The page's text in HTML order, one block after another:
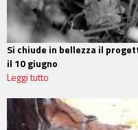
Si chiude in bellezza il
il 10 giugno
Leggi tutto